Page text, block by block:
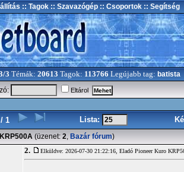
:: Tagok :: Szavazógép :: Csoportok :: Segítség
3 Témák: 20613 Tagok: 113766 Legújabb tag: batista
Eltárol
/ 1 Lista:
(üzenet: 2, Bazár fórum)
2. Elküldve: 2026-07-30 21:22:16, Eladó Pioneer Kuro